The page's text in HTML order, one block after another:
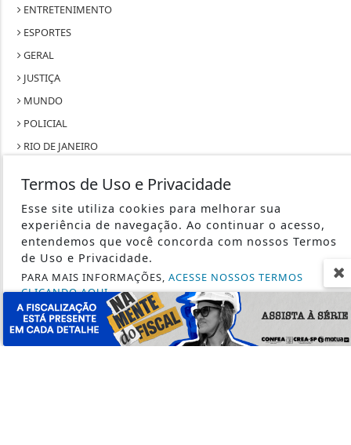
ENTRETENIMENTO
ESPORTES
GERAL
JUSTIÇA
MUNDO
POLICIAL
RIO DE JANEIRO
SAÚDE
TECNOLOGIA & INOVAÇÃO
TRABALHO
SEU SITE - TODOS OS DIREITOS RESERVADOS.
Termos de Uso e Privacidade
Esse site utiliza cookies para melhorar sua
experiência de navegação. Ao continuar o acesso,
entendemos que você concorda com nossos Termos
de Uso e Privacidade.
PARA MAIS INFORMAÇÕES, ACESSE NOSSOS TERMOS
CLICANDO AQUI
PROSSEGUIR